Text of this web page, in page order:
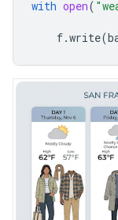
with open(
f.write(